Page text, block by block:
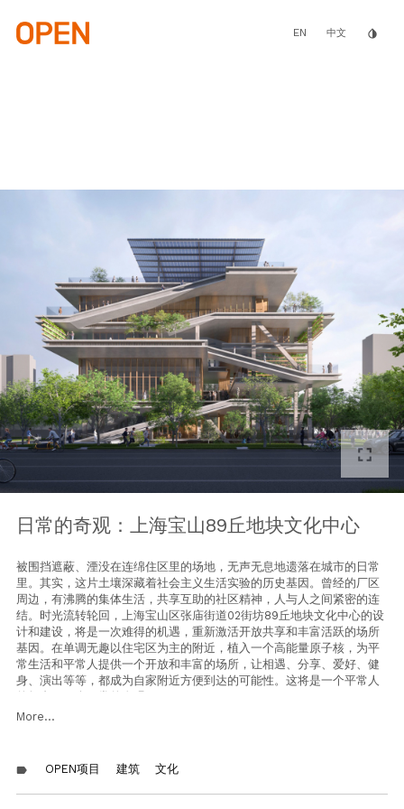
main
content
EN 中文 invert_colors
fullscreen
日常的奇观：上海宝山89丘地块文化中心
被围挡遮蔽、湮没在连绵住区里的场地，无声无息地遗落在城市的日常
里。其实，这片土壤深藏着社会主义生活实验的历史基因。曾经的厂区
周边，有沸腾的集体生活，共享互助的社区精神，人与人之间紧密的连
结。时光流转轮回，上海宝山区张庙街道02街坊89丘地块文化中心的设
计和建设，将是一次难得的机遇，重新激活开放共享和丰富活跃的场所
基因。在单调无趣以住宅区为主的附近，植入一个高能量原子核，为平
常生活和平常人提供一个开放和丰富的场所，让相遇、分享、爱好、健
身、演出等等，都成为自家附近方便到达的可能性。这将是一个平常人
织、叠加、融为一体，形成一座看似简单却富于层次的聚落式单体建
筑。机电系统被嵌入楼板的空腔之中，从而使得楼板之间的可占据空间
保持宽敞通透。一条时隐时现、缓缓折叠上升的步道用漫游的方式联系
More...
label OPEN项目 建筑 文化